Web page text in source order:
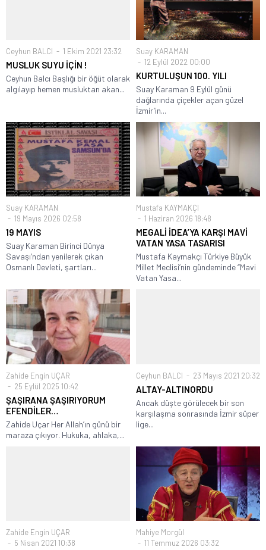
Ceyhun BALCI 1 Ekim 2021 23:32
MUSLUK SUYU İÇİN !
Ceyhun Balcı Başlığı bir öğüt olarak
algılayıp hemen musluktan akan...
Suay KARAMAN
12 Eylül 2022 00:00
KURTULUŞUN 100. YILI
Suay Karaman 9 Eylül günü
dağlarında çiçekler açan güzel
İzmir’in...
Suay KARAMAN
19 Mayıs 2026 02:58
19 MAYIS
Suay Karaman Birinci Dünya
Savaşı’ndan yenilerek çıkan
Osmanlı Devleti, şartları...
Mustafa KAYMAKÇI
1 Haziran 2026 18:48
MEGALİ İDEA’YA KARŞI MAVİ
VATAN YASA TASARISI
Mustafa Kaymakçı Türkiye Büyük
Millet Meclisi’nin gündeminde “Mavi
Vatan Yasa...
Zahide Engin UÇAR
25 Eylül 2025 10:42
ŞAŞIRANA ŞAŞIRIYORUM
EFENDİLER…
Zahide Uçar Her Allah’ın günü bir
maraza çıkıyor. Hukuka, ahlaka,...
Ceyhun BALCI 23 Mayıs 2021 20:32
ALTAY-ALTINORDU
Ancak düşte görülecek bir son
karşılaşma sonrasında İzmir süper
lige...
Zahide Engin UÇAR
5 Nisan 2021 10:38
Mahiye Morgül
11 Temmuz 2026 03:32